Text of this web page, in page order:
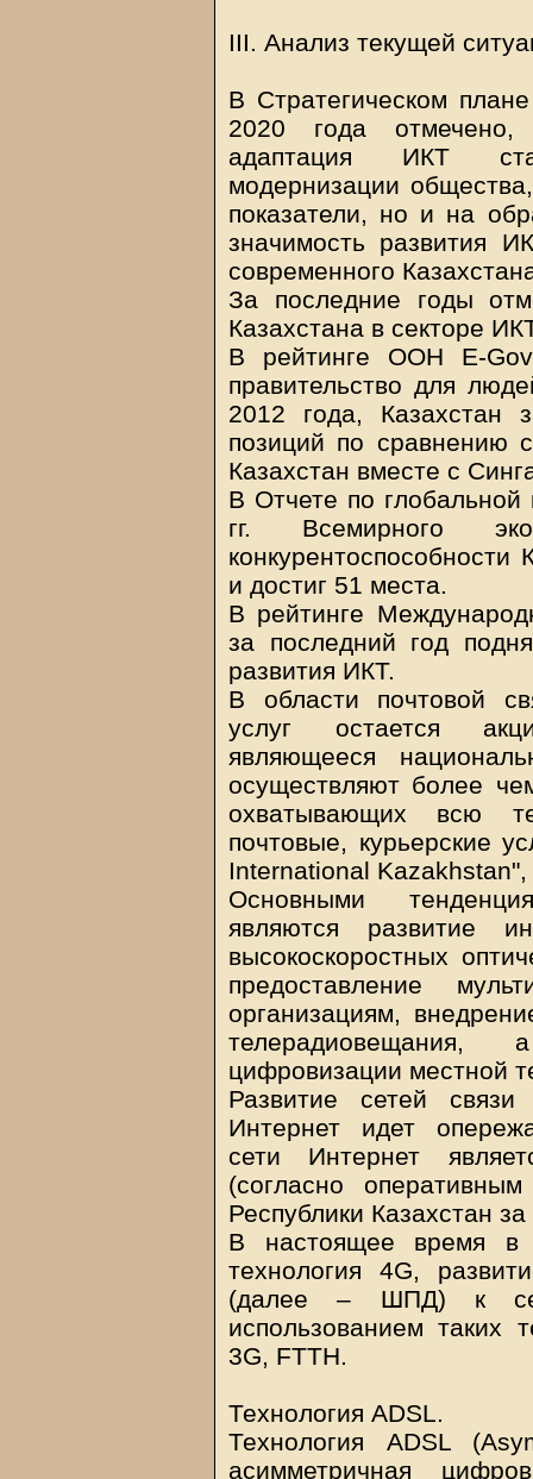
III. Анализ текущей
В Стратегическом
2020 года отмечено,
адаптация ИКТ
модернизации
показатели, но и на
значимость развития
современного
За последние годы
Казахстана в секторе
В рейтинге ООН E-
правительство для
2012 года, Казахстан
позиций по сравнению
Казахстан вместе с
В Отчете по глобальной
гг. Всемирного
и достиг 51 места.
В рейтинге
за последний год
развития ИКТ.
В области почтовой
услуг остается
являющееся
осуществляют более
охватывающих всю
почтовые, курьерские
International
Основными
являются развитие
высокоскоростных
предоставление
организациям,
цифровизации местной
Развитие сетей
Интернет идет
сети Интернет
(согласно
Республики Казахстан
В настоящее время в
технология 4G,
(далее – ШПД) к
использованием таких
3G, FTTH.
Технология ADSL.
Технология ADSL
асимметричная